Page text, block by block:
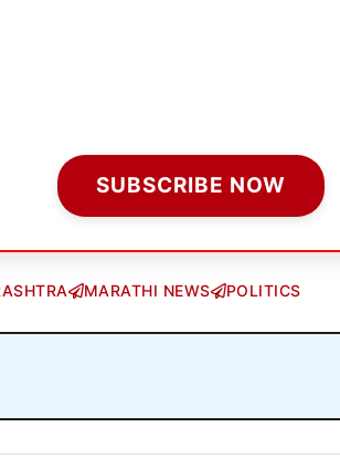
SUBSCRIBE NOW
MARATHI NEWS POLITICS